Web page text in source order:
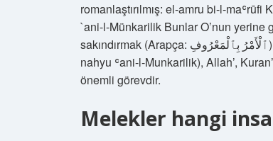
romanlaştırılmış: el-amru bi-l-
`ani-l-Münkarilik Bunlar O’nun
sakındırmak (Arapça: ٱلْأَمْرُ بِٱلْمَعْرُوفِ) وَٱلنَّهْيُ عَنِ ٱلْمُنْكَ رِ, romanlaştırılmış: el-emru bi-l-maʿrūfi ve-n-
nahyu ʿani-l-Munkarilik), Allah’,
önemli görevdir.
Melekler hangi